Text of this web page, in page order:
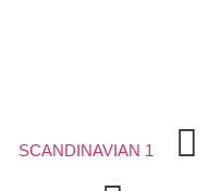
SCANDINAVIAN 1